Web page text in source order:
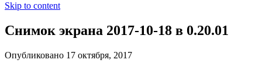
Skip to content
Снимок экрана 2017-10-18 в 0.20.01
Опубликовано 17 октября, 2017